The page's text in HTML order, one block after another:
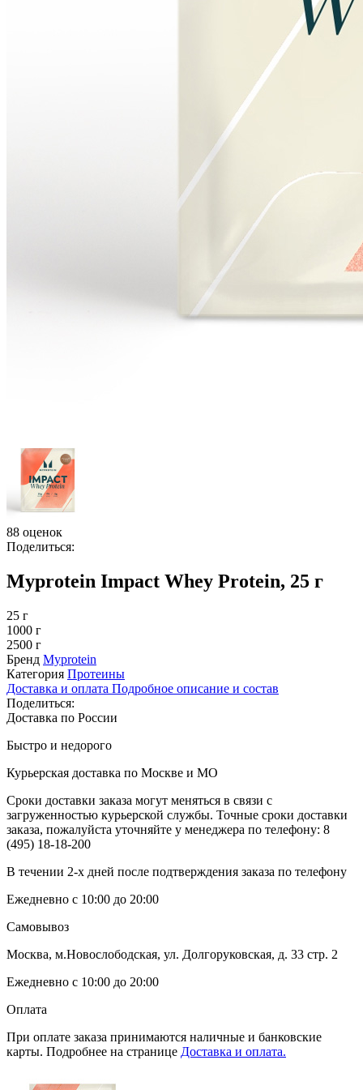
88 оценок
Поделиться:
Myprotein Impact Whey Protein, 25 г
25 г
1000 г
2500 г
Бренд Myprotein
Категория Протеины
Доставка и оплата Подробное описание и состав
Поделиться:
Доставка по России
Быстро и недорого
Курьерская доставка по Москве и МО
Сроки доставки заказа могут меняться в связи с
загруженностью курьерской службы. Точные сроки доставки
заказа, пожалуйста уточняйте у менеджера по телефону: 8
(495) 18-18-200
В течении 2-х дней после подтверждения заказа по телефону
Ежедневно с 10:00 до 20:00
Самовывоз
Москва, м.Новослободская, ул. Долгоруковская, д. 33 стр. 2
Ежедневно с 10:00 до 20:00
Оплата
При оплате заказа принимаются наличные и банковские
карты. Подробнее на странице Доставка и оплата.